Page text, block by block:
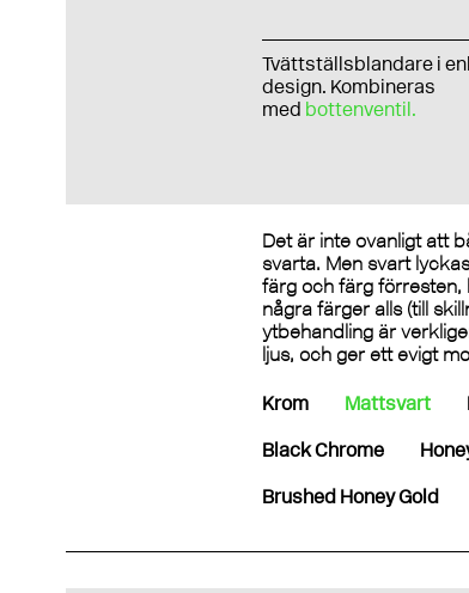
Tvättställsblandare i
design. Kombineras
med bottenventil.
Det är inte ovanligt att
svarta. Men svart
färg och färg
några färger alls (till
ytbehandling är
ljus, och ger ett evigt
Krom Mattsvart
Black Chrome
Brushed Honey Gold